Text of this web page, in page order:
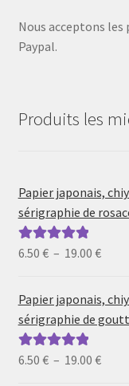
Nous acceptons
Paypal.
Produits les
Papier japonais,
sérigraphie de
Note5.00sur
6.50 € – 19.00 €Plage
prix :
6.50 €
à
Papier japonais,
sérigraphie de
Note5.00sur
6.50 € – 19.00 €Plage